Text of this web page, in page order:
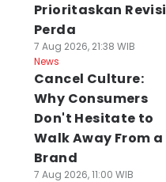
Prioritaskan Revisi
Perda
7 Aug 2026, 21:38 WIB
News
Cancel Culture:
Why Consumers
Don't Hesitate to
Walk Away From a
Brand
7 Aug 2026, 11:00 WIB